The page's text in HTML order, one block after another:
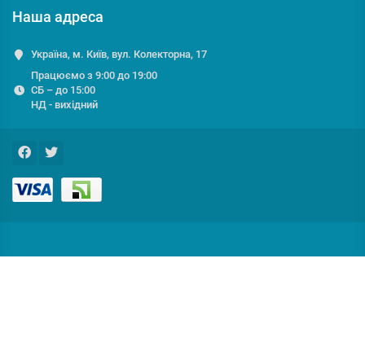
Наша адреса
Україна, м. Київ, вул. Колекторна, 17
Працюємо з 9:00 до 19:00
СБ – до 15:00
НД - вихідний